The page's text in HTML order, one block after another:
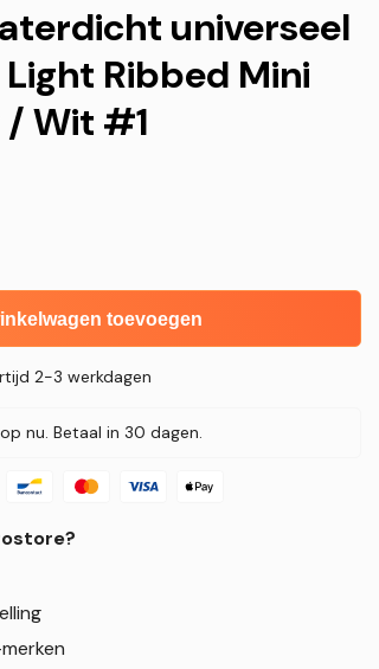
universeel
Ribbed Mini
/ Wit #1
toevoegen
2-3 werkdagen
nu. Betaal in 30 dagen.